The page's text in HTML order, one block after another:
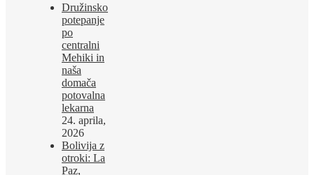
Družinsko
potepanje
po
centralni
Mehiki in
naša
domača
potovalna
lekarna
24. aprila,
2026
Bolivija z
otroki: La
Paz,